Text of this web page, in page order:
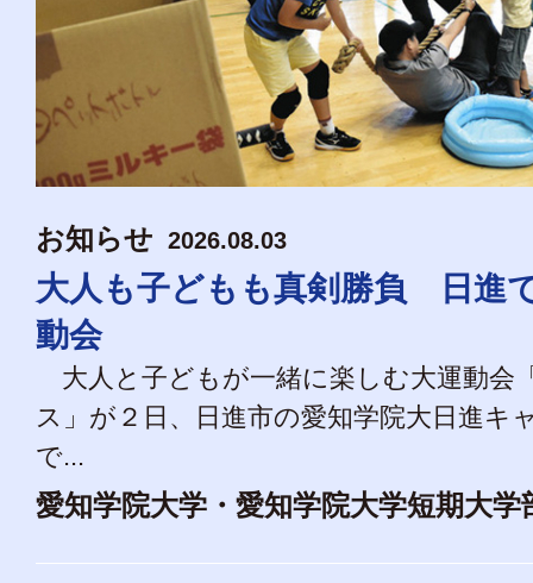
お知らせ 2026.08.03
大人も子どもも真剣勝負 日進
動会
大人と子どもが一緒に楽しむ大運動会
ス」が２日、日進市の愛知学院大日進キ
で...
愛知学院大学・愛知学院大学短期大学